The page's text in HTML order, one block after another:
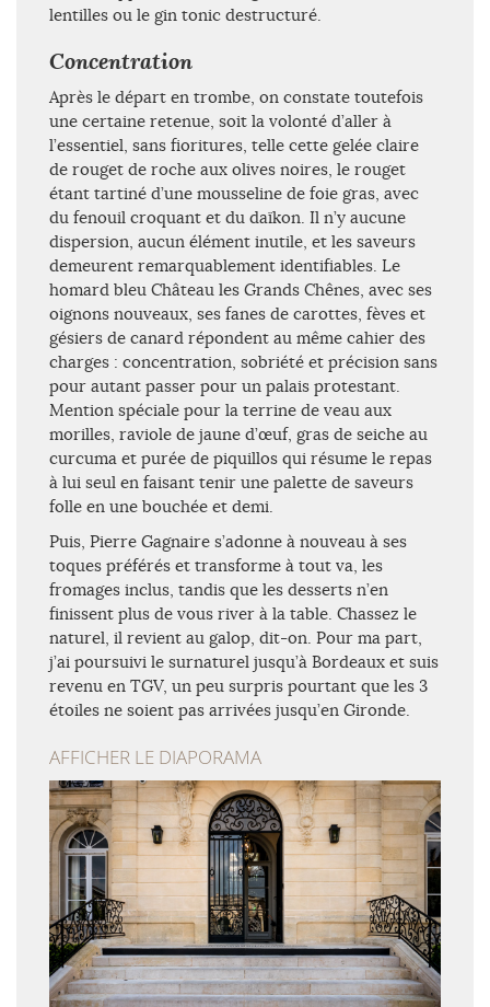
lentilles ou le gin tonic destructuré.
Concentration
Après le départ en trombe, on constate toutefois
une certaine retenue, soit la volonté d’aller à
l’essentiel, sans fioritures, telle cette gelée claire
de rouget de roche aux olives noires, le rouget
étant tartiné d’une mousseline de foie gras, avec
du fenouil croquant et du daïkon. Il n’y aucune
dispersion, aucun élément inutile, et les saveurs
demeurent remarquablement identifiables. Le
homard bleu Château les Grands Chênes, avec ses
oignons nouveaux, ses fanes de carottes, fèves et
gésiers de canard répondent au même cahier des
charges : concentration, sobriété et précision sans
pour autant passer pour un palais protestant.
Mention spéciale pour la terrine de veau aux
morilles, raviole de jaune d’œuf, gras de seiche au
curcuma et purée de piquillos qui résume le repas
à lui seul en faisant tenir une palette de saveurs
folle en une bouchée et demi.
Puis, Pierre Gagnaire s’adonne à nouveau à ses
toques préférés et transforme à tout va, les
fromages inclus, tandis que les desserts n’en
finissent plus de vous river à la table. Chassez le
naturel, il revient au galop, dit-on. Pour ma part,
j’ai poursuivi le surnaturel jusqu’à Bordeaux et suis
revenu en TGV, un peu surpris pourtant que les 3
étoiles ne soient pas arrivées jusqu’en Gironde.
AFFICHER LE DIAPORAMA